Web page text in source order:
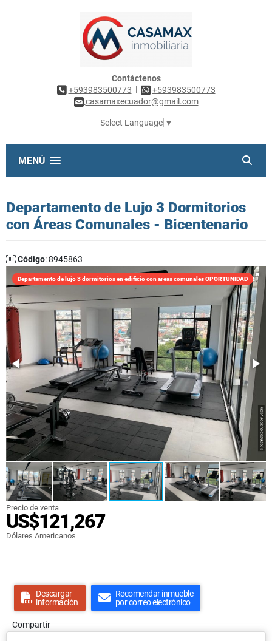
Contáctenos
+593983500773 |
+593983500773
casamaxecuador@gmail.com
Select Language ▼
MENÚ
Departamento de Lujo 3 Dormitorios
con Áreas Comunales - Bicentenario
Código: 8945863
Departamento de lujo 3 dormitorios en edificio con areas comunales OPORTUNIDAD
Precio de venta
US$121,267
Dólares Americanos
Descargar
información
Recomendar inmueble
por correo electrónico
Compartir